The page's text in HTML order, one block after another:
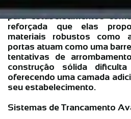
Uma das maiores vantagens
para estabelecimentos
reforçada que elas
materiais robustos como
portas atuam como uma
tentativas de
construção sólida
oferecendo uma camada
seu estabelecimento.
Sistemas de Trancamento